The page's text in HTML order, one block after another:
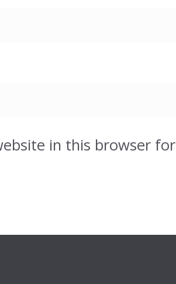
in this browser